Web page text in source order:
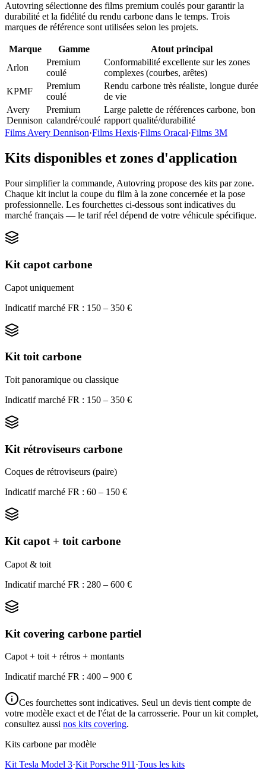
Autovring sélectionne des films premium coulés pour garantir la
durabilité et la fidélité du rendu carbone dans le temps. Trois
marques de référence sont utilisées selon les projets.
Marque Gamme
Atout principal
Arlon
Premium
coulé
Conformabilité excellente sur les zones
complexes (courbes, arêtes)
KPMF
Premium
coulé
Rendu carbone très réaliste, longue durée
de vie
Avery
Dennison
Premium
calandré/coulé
Large palette de références carbone, bon
rapport qualité/durabilité
Films Avery Dennison·Films Hexis·Films Oracal·Films 3M
Kits disponibles et zones d'application
Pour simplifier la commande, Autovring propose des kits par zone.
Chaque kit inclut la coupe du film à la zone concernée et la pose
professionnelle. Les fourchettes ci-dessous sont indicatives du
marché français — le tarif réel dépend de votre véhicule spécifique.
Kit capot carbone
Capot uniquement
Indicatif marché FR : 150 – 350 €
Kit toit carbone
Toit panoramique ou classique
Indicatif marché FR : 150 – 350 €
Kit rétroviseurs carbone
Coques de rétroviseurs (paire)
Indicatif marché FR : 60 – 150 €
Kit capot + toit carbone
Capot & toit
Indicatif marché FR : 280 – 600 €
Kit covering carbone partiel
Capot + toit + rétros + montants
Indicatif marché FR : 400 – 900 €
Ces fourchettes sont indicatives. Seul un devis tient compte de
votre modèle exact et de l'état de la carrosserie. Pour un kit complet,
consultez aussi nos kits covering.
Kits carbone par modèle
Kit Tesla Model 3·Kit Porsche 911 ·Tous les kits